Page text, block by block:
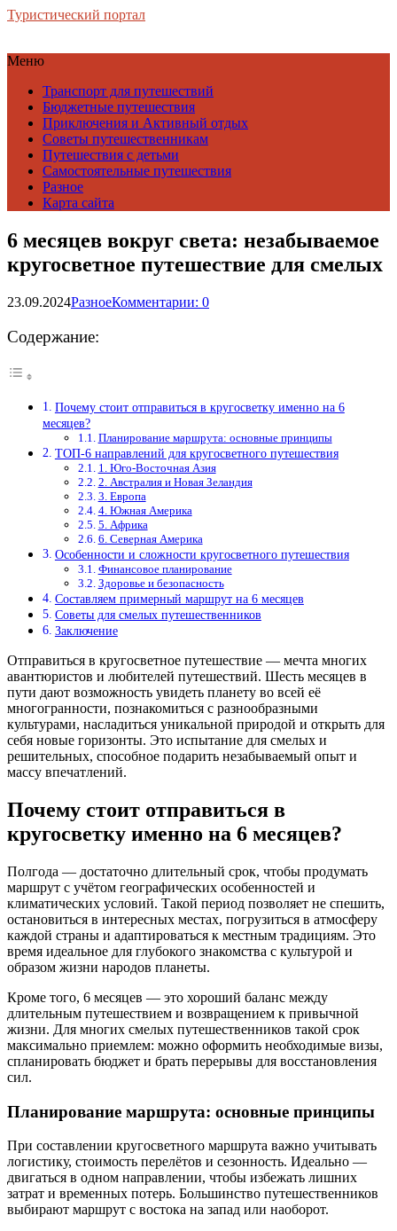
Туристический портал
Меню
Транспорт для путешествий
Бюджетные путешествия
Приключения и Активный отдых
Советы путешественникам
Путешествия с детьми
Самостоятельные путешествия
Разное
Карта сайта
6 месяцев вокруг света: незабываемое
кругосветное путешествие для смелых
23.09.2024РазноеКомментарии: 0
Содержание:
Почему стоит отправиться в кругосветку именно на 6
месяцев?
Планирование маршрута: основные принципы
ТОП-6 направлений для кругосветного путешествия
1. Юго-Восточная Азия
2. Австралия и Новая Зеландия
3. Европа
4. Южная Америка
5. Африка
6. Северная Америка
Особенности и сложности кругосветного путешествия
Финансовое планирование
Здоровье и безопасность
Составляем примерный маршрут на 6 месяцев
Советы для смелых путешественников
Заключение
Отправиться в кругосветное путешествие — мечта многих
авантюристов и любителей путешествий. Шесть месяцев в
пути дают возможность увидеть планету во всей её
многогранности, познакомиться с разнообразными
культурами, насладиться уникальной природой и открыть для
себя новые горизонты. Это испытание для смелых и
решительных, способное подарить незабываемый опыт и
массу впечатлений.
Почему стоит отправиться в
кругосветку именно на 6 месяцев?
Полгода — достаточно длительный срок, чтобы продумать
маршрут с учётом географических особенностей и
климатических условий. Такой период позволяет не спешить,
остановиться в интересных местах, погрузиться в атмосферу
каждой страны и адаптироваться к местным традициям. Это
время идеальное для глубокого знакомства с культурой и
образом жизни народов планеты.
Кроме того, 6 месяцев — это хороший баланс между
длительным путешествием и возвращением к привычной
жизни. Для многих смелых путешественников такой срок
максимально приемлем: можно оформить необходимые визы,
спланировать бюджет и брать перерывы для восстановления
сил.
Планирование маршрута: основные принципы
При составлении кругоcветного маршрута важно учитывать
логистику, стоимость перелётов и сезонность. Идеально —
двигаться в одном направлении, чтобы избежать лишних
затрат и временных потерь. Большинство путешественников
выбирают маршрут с востока на запад или наоборот.